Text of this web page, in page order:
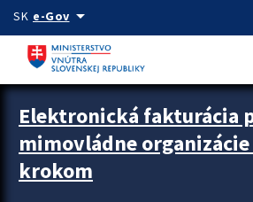
Preskocit na hlavný obsah
SK e-Govarrow_drop_down
Zastavit automatický posun upútavok
Elektronická fakturácia
mimovládne
krokom